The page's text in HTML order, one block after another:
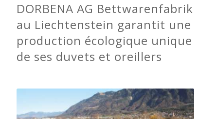
DORBENA AG Bettwarenfabrik
au Liechtenstein garantit une
production écologique unique
de ses duvets et oreillers